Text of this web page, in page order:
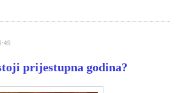
prijestupna godina?